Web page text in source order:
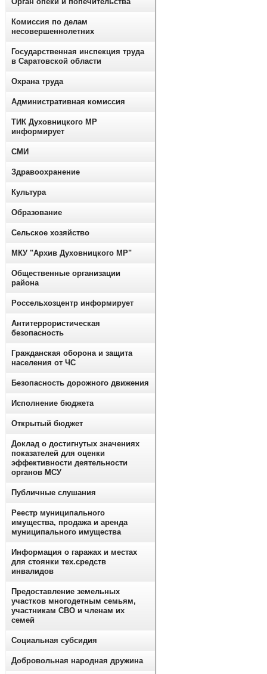
Комиссия по делам
несовершеннолетних
Государственная инспекция труда
в Саратовской области
Охрана труда
Административная комиссия
ТИК Духовницкого МР
информирует
СМИ
Здравоохранение
Культура
Образование
Сельское хозяйство
МКУ "Архив Духовницкого МР"
Общественные организации
района
Россельхозцентр информирует
Антитеррористическая
безопасность
Гражданская оборона и защита
населения от ЧС
Безопасность дорожного движения
Исполнение бюджета
Открытый бюджет
Доклад о достигнутых значениях
показателей для оценки
эффективности деятельности
органов МСУ
Публичные слушания
Реестр муниципального
имущества, продажа и аренда
муниципального имущества
Информация о гаражах и местах
для стоянки тех.средств
инвалидов
Предоставление земельных
участков многодетным семьям,
участникам СВО и членам их
семей
Социальная субсидия
Добровольная народная дружина